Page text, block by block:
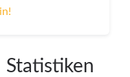
Statistiken